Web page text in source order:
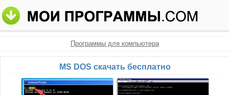
Программы для компьютера
MS DOS скачать бесплатно